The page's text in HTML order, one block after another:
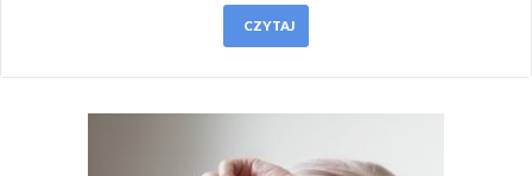
CZYTAJ